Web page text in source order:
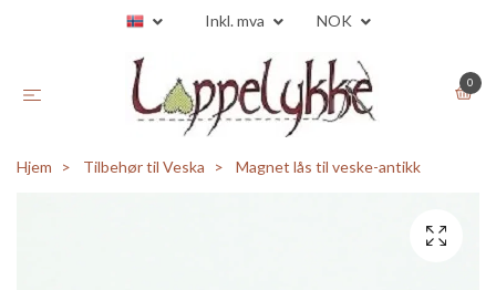
Inkl. mva NOK
0
Hjem Tilbehør til Veska Magnet lås til veske-antikk